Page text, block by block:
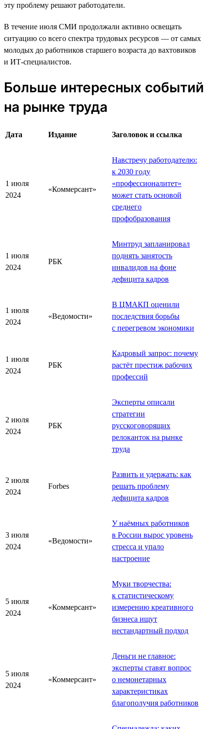
эту проблему решают работодатели.
В течение июля СМИ продолжали активно освещать
ситуацию со всего спектра трудовых ресурсов — от самых
молодых до работников старшего возраста до вахтовиков
и ИТ-специалистов.
Больше интересных событий
на рынке труда
Дата Издание Заголовок и ссылка
1 июля
2024
«Коммерсант»
Навстречу работодателю:
к 2030 году
«профессионалитет»
может стать основой
среднего
профобразования
1 июля
2024
РБК
Минтруд запланировал
поднять занятость
инвалидов на фоне
дефицита кадров
1 июля
2024
«Ведомости»
В ЦМАКП оценили
последствия борьбы
с перегревом экономики
1 июля
2024
РБК
Кадровый запрос: почему
растёт престиж рабочих
профессий
2 июля
2024
РБК
Эксперты описали
стратегии
русскоговорящих
релоканток на рынке
труда
2 июля
2024
Forbes
Развить и удержать: как
решать проблему
дефицита кадров
3 июля
2024
«Ведомости»
У наёмных работников
в России вырос уровень
стресса и упало
настроение
5 июля
2024
«Коммерсант»
Муки творчества:
к статистическому
измерению креативного
бизнеса ищут
нестандартный подход
5 июля
2024
«Коммерсант»
Деньги не главное:
эксперты ставят вопрос
о немонетарных
характеристиках
благополучия работников